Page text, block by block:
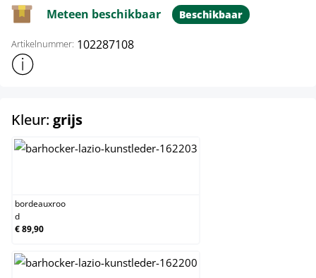
Meteen beschikbaar Beschikbaar
Artikelnummer: 102287108
Toon meer productinformatie
Kleur: grijsselect
bordeauxroo
d
€ 89,90